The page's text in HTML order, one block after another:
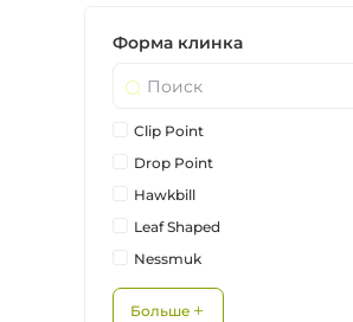
Форма клинка
Clip Point
Drop Point
Hawkbill
Leaf Shaped
Nessmuk
Больше